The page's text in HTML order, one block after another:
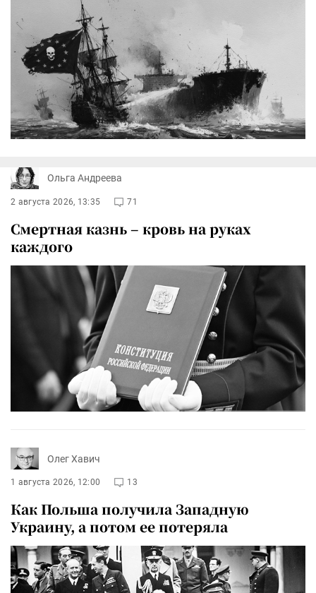
Ольга Андреева
2 августа 2026, 13:35 71
Смертная казнь – кровь на руках
каждого
Олег Хавич
1 августа 2026, 12:00 13
Как Польша получила Западную
Украину, а потом ее потеряла